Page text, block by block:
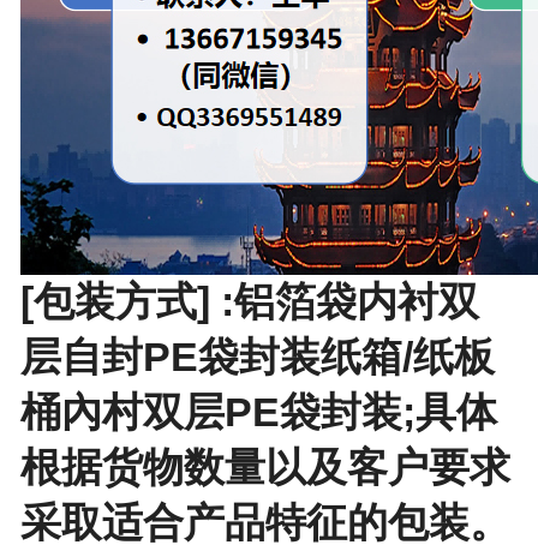
[包装方式] :铝箔袋内衬双
层自封PE袋封装纸箱/纸板
桶內村双层PE袋封装;具体
根据货物数量以及客户要求
采取适合产品特征的包装。